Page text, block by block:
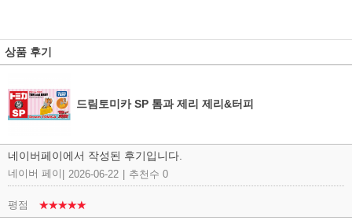
상품 후기
드림토미카 SP 톰과 제리 제리&터피
네이버페이에서 작성된 후기입니다.
네이버 페이 2026-06-22 추천수 0
평점 ★★★★★